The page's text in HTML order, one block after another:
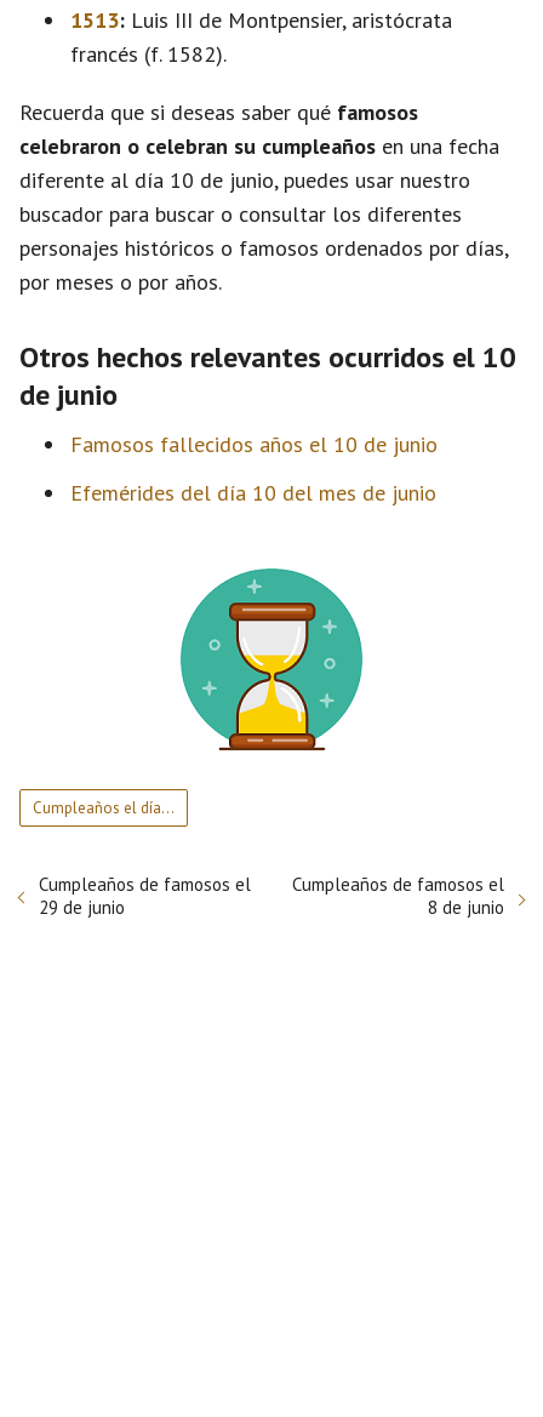
1513: Luis III de Montpensier, aristócrata
francés (f. 1582).
Recuerda que si deseas saber qué famosos
celebraron o celebran su cumpleaños en una fecha
diferente al día 10 de junio, puedes usar nuestro
buscador para buscar o consultar los diferentes
personajes históricos o famosos ordenados por días,
por meses o por años.
Otros hechos relevantes ocurridos el 10
de junio
Famosos fallecidos años el 10 de junio
Efemérides del día 10 del mes de junio
Cumpleaños el día…
Cumpleaños de famosos el
29 de junio
Cumpleaños de famosos el
8 de junio